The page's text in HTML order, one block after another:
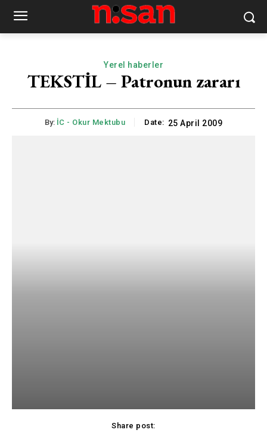
Yerel haberler
TEKSTİL – Patronun zararı
By: İC - Okur Mektubu Date: 25 April 2009
Share post: